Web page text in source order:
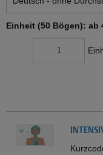
Einheit (50 Bögen): ab